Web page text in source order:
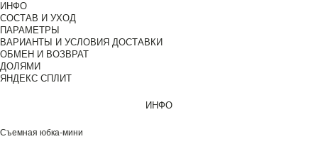
ИНФО
СОСТАВ И УХОД
ПАРАМЕТРЫ
ВАРИАНТЫ И УСЛОВИЯ ДОСТАВКИ
ОБМЕН И ВОЗВРАТ
ДОЛЯМИ
ЯНДЕКС СПЛИТ
ИНФО
Съемная юбка-мини